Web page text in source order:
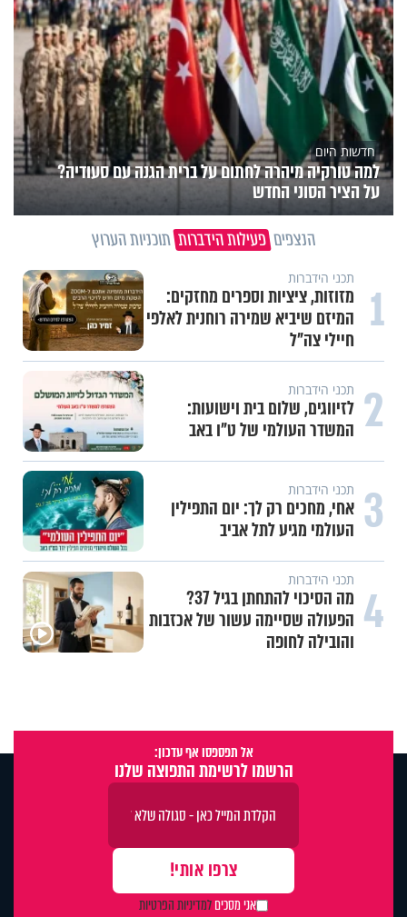
חדשות היום
למה טורקיה מיהרה לחתום על ברית הגנה עם סעודיה?
על הציר הסוני החדש
הנצפים פעילות הידברות תוכניות הערוץ
1 תכני הידברות
מזוזות, ציציות וספרים מחזקים:
המיזם שיביא שמירה רוחנית לאלפי
חיילי צה"ל
2 תכני הידברות
לזיווגים, שלום בית וישועות:
המשדר העולמי של ט"ו באב
3 תכני הידברות
אחי, מחכים רק לך: יום התפילין
העולמי מגיע לתל אביב
4 תכני הידברות
מה הסיכוי להתחתן בגיל 37?
הפעולה שסיימה עשור של אכזבות
והובילה לחופה
אל תפספסו אף עדכון:
הרשמו לרשימת התפוצה שלנו
אני מסכיםלמדיניות הפרטיות